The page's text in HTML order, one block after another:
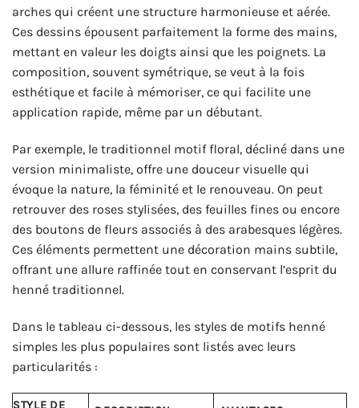
arches qui créent une structure harmonieuse et aérée.
Ces dessins épousent parfaitement la forme des mains,
mettant en valeur les doigts ainsi que les poignets. La
composition, souvent symétrique, se veut à la fois
esthétique et facile à mémoriser, ce qui facilite une
application rapide, même par un débutant.
Par exemple, le traditionnel motif floral, décliné dans une
version minimaliste, offre une douceur visuelle qui
évoque la nature, la féminité et le renouveau. On peut
retrouver des roses stylisées, des feuilles fines ou encore
des boutons de fleurs associés à des arabesques légères.
Ces éléments permettent une décoration mains subtile,
offrant une allure raffinée tout en conservant l’esprit du
henné traditionnel.
Dans le tableau ci-dessous, les styles de motifs henné
simples les plus populaires sont listés avec leurs
particularités :